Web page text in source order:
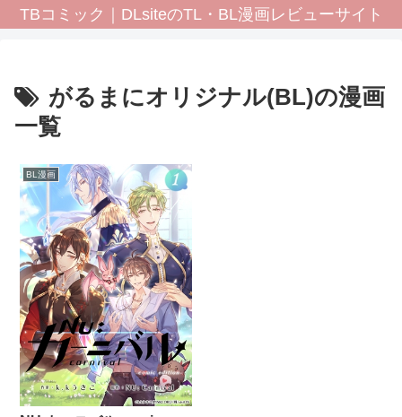
TBコミック｜DLsiteのTL・BL漫画レビューサイト
がるまにオリジナル(BL)の漫画
一覧
BL漫画